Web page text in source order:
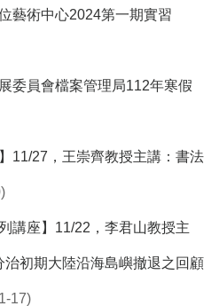
藝術中心2024第一期實習
委員會檔案管理局112年寒假
11/27，王崇齊教授主講：書法
講座】11/22，李君山教授主
初期大陸沿海島嶼撤退之回顧
17)